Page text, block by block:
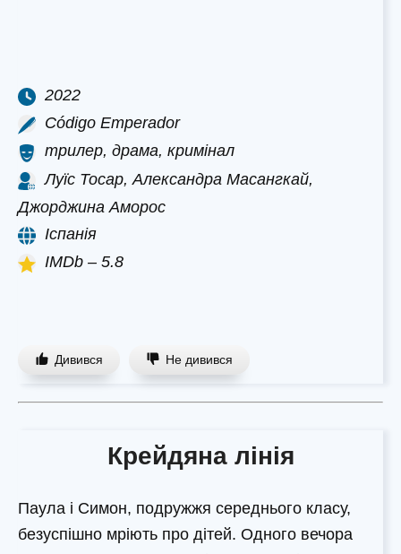
2022
Código Emperador
трилер, драма, кримінал
Луїс Тосар, Александра Масангкай,
Джорджина Аморос
Іспанія
IMDb – 5.8
Дивився Не дивився
Крейдяна лінія
Паула і Симон, подружжя середнього класу,
безуспішно мріють про дітей. Одного вечора